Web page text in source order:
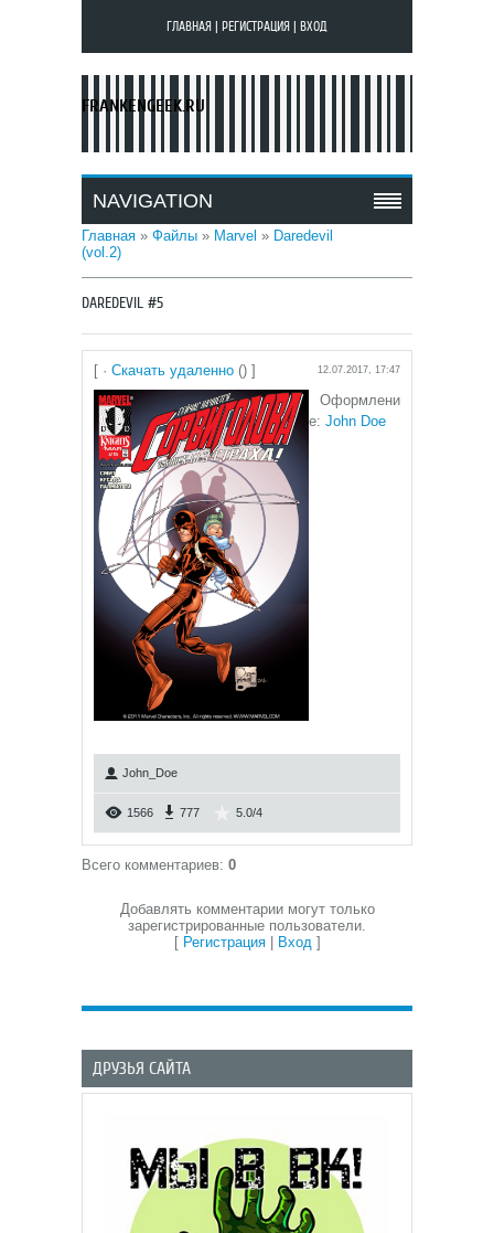
ГЛАВНАЯ РЕГИСТРАЦИЯ ВХОД
FRANKENGEEK.RU
NAVIGATION
Главная » Файлы » Marvel » Daredevil
(vol.2)
DAREDEVIL #5
[ · Скачать удаленно () ] 12.07.2017, 17:47
Оформлени
е: John Doe
John_Doe
1566 777 5.0/4
Всего комментариев: 0
Добавлять комментарии могут только
зарегистрированные пользователи.
[ Регистрация| Вход]
ДРУЗЬЯ САЙТА